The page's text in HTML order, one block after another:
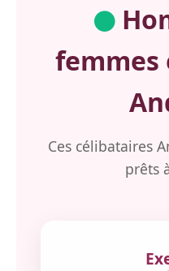
femmes
Ces célibataires
prêts